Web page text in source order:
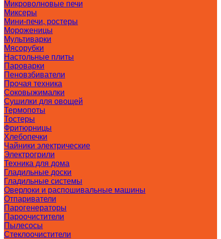
Микроволновые печи
Миксеры
Мини-печи, ростеры
Мороженицы
Мультиварки
Мясорубки
Настольные плиты
Пароварки
Пеновзбиватели
Прочая техника
Соковыжималки
Сушилки для овощей
Термопоты
Тостеры
Фритюрницы
Хлебопечки
Чайники электрические
Электрогрили
Техника для дома
Гладильные доски
Гладильные системы
Оверлоки и распошивальные машины
Отпариватели
Парогенераторы
Пароочистители
Пылесосы
Стеклоочистители